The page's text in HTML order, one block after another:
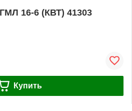
16-6 (КВТ) 41303
Купить